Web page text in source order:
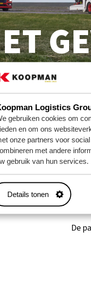
Logistics
gebruiken cookies om
en om ons
onze partners voor
met andere
gebruik van hun services.
Details tonen
dienstverlening
De